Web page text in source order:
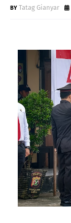
Tatag Gianyar